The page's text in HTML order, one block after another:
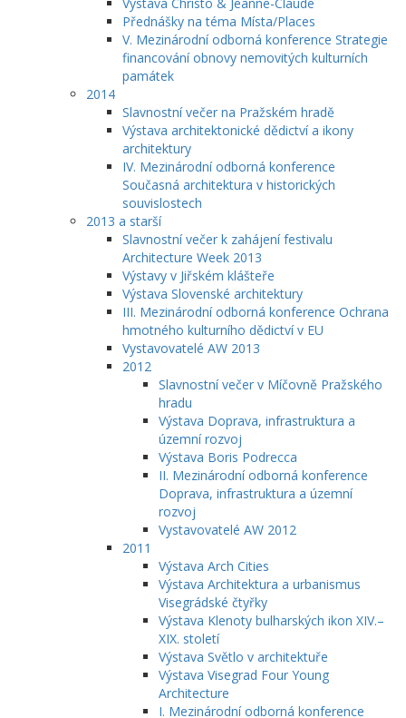
Přednášky na téma Místa/Places
V. Mezinárodní odborná konference Strategie
financování obnovy nemovitých kulturních
památek
2014
Slavnostní večer na Pražském hradě
Výstava architektonické dědictví a ikony
architektury
IV. Mezinárodní odborná konference
Současná architektura v historických
souvislostech
2013 a starší
Slavnostní večer k zahájení festivalu
Architecture Week 2013
Výstavy v Jiřském klášteře
Výstava Slovenské architektury
III. Mezinárodní odborná konference Ochrana
hmotného kulturního dědictví v EU
Vystavovatelé AW 2013
2012
Slavnostní večer v Míčovně Pražského
hradu
Výstava Doprava, infrastruktura a
územní rozvoj
Výstava Boris Podrecca
II. Mezinárodní odborná konference
Doprava, infrastruktura a územní
rozvoj
Vystavovatelé AW 2012
2011
Výstava Arch Cities
Výstava Architektura a urbanismus
Visegrádské čtyřky
Výstava Klenoty bulharských ikon XIV.–
XIX. století
Výstava Světlo v architektuře
Výstava Visegrad Four Young
Architecture
I. Mezinárodní odborná konference